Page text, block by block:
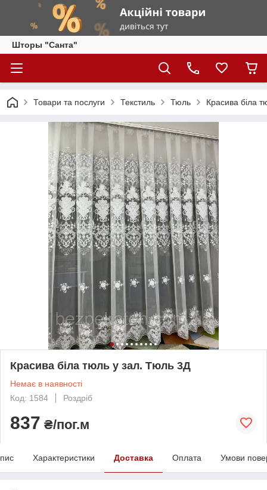
Шторы "Санта"
Товари та послуги Текстиль Тюль Красива біла
Красива біла тюль у зал. Тюль 3Д
Немає в наявності
Код: 1584
Роздріб
837 ₴/пог.м
Характеристики Доставка Оплата Умови